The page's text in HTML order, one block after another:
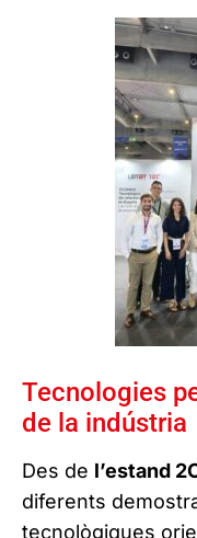
Tecnologies
de la indústria
Des de l’estand
diferents
tecnològiques